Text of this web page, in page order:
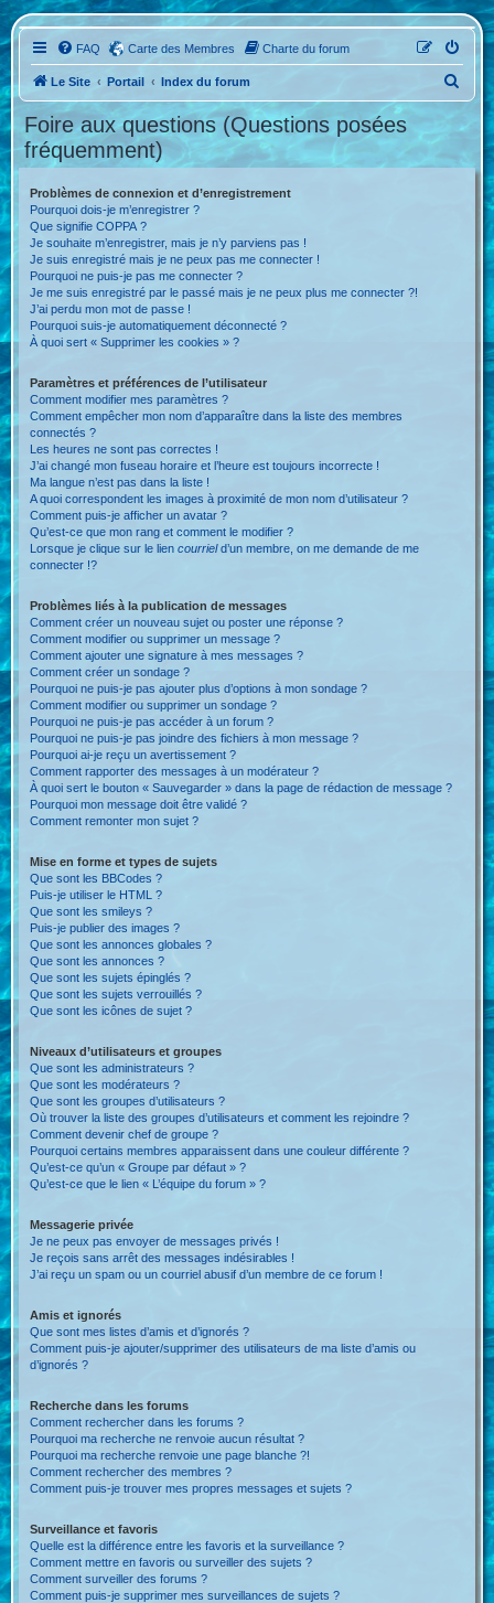
FAQ Carte des Membres Charte du forum
Le Site Portail Index du forum
c
Foire aux questions (Questions posées
fréquemment)
Problèmes de connexion et d’enregistrement
Pourquoi dois-je m’enregistrer ?
Que signifie COPPA ?
Je souhaite m’enregistrer, mais je n’y parviens pas !
Je suis enregistré mais je ne peux pas me connecter !
Pourquoi ne puis-je pas me connecter ?
Je me suis enregistré par le passé mais je ne peux plus me connecter ?!
J’ai perdu mon mot de passe !
Pourquoi suis-je automatiquement déconnecté ?
À quoi sert « Supprimer les cookies » ?
Paramètres et préférences de l’utilisateur
Comment modifier mes paramètres ?
Comment empêcher mon nom d’apparaître dans la liste des membres
connectés ?
Les heures ne sont pas correctes !
J’ai changé mon fuseau horaire et l’heure est toujours incorrecte !
Ma langue n’est pas dans la liste !
A quoi correspondent les images à proximité de mon nom d’utilisateur ?
Comment puis-je afficher un avatar ?
Qu’est-ce que mon rang et comment le modifier ?
Lorsque je clique sur le liencourrield’un membre, on me demande de me
connecter !?
Problèmes liés à la publication de messages
Comment créer un nouveau sujet ou poster une réponse ?
Comment modifier ou supprimer un message ?
Comment ajouter une signature à mes messages ?
Comment créer un sondage ?
Pourquoi ne puis-je pas ajouter plus d’options à mon sondage ?
Comment modifier ou supprimer un sondage ?
Pourquoi ne puis-je pas accéder à un forum ?
Pourquoi ne puis-je pas joindre des fichiers à mon message ?
Pourquoi ai-je reçu un avertissement ?
Comment rapporter des messages à un modérateur ?
À quoi sert le bouton « Sauvegarder » dans la page de rédaction de message ?
Pourquoi mon message doit être validé ?
Comment remonter mon sujet ?
Mise en forme et types de sujets
Que sont les BBCodes ?
Puis-je utiliser le HTML ?
Que sont les smileys ?
Puis-je publier des images ?
Que sont les annonces globales ?
Que sont les annonces ?
Que sont les sujets épinglés ?
Que sont les sujets verrouillés ?
Que sont les icônes de sujet ?
Niveaux d’utilisateurs et groupes
Que sont les administrateurs ?
Que sont les modérateurs ?
Que sont les groupes d’utilisateurs ?
Où trouver la liste des groupes d’utilisateurs et comment les rejoindre ?
Comment devenir chef de groupe ?
Pourquoi certains membres apparaissent dans une couleur différente ?
Qu’est-ce qu’un « Groupe par défaut » ?
Qu’est-ce que le lien « L’équipe du forum » ?
Messagerie privée
Je ne peux pas envoyer de messages privés !
Je reçois sans arrêt des messages indésirables !
J’ai reçu un spam ou un courriel abusif d’un membre de ce forum !
Amis et ignorés
Que sont mes listes d’amis et d’ignorés ?
Comment puis-je ajouter/supprimer des utilisateurs de ma liste d’amis ou
d’ignorés ?
Recherche dans les forums
Comment rechercher dans les forums ?
Pourquoi ma recherche ne renvoie aucun résultat ?
Pourquoi ma recherche renvoie une page blanche ?!
Comment rechercher des membres ?
Comment puis-je trouver mes propres messages et sujets ?
Surveillance et favoris
Quelle est la différence entre les favoris et la surveillance ?
Comment mettre en favoris ou surveiller des sujets ?
Comment surveiller des forums ?
Comment puis-je supprimer mes surveillances de sujets ?